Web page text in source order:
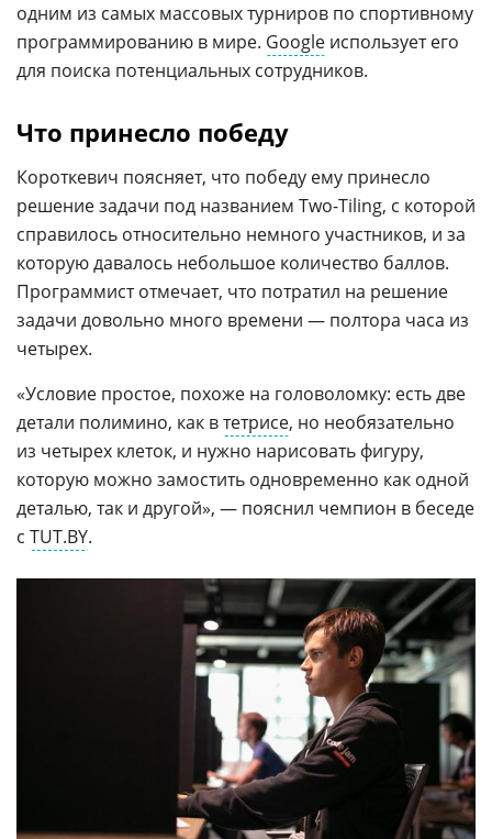
одним из самых массовых турниров по спортивному
программированию в мире. Google использует его
для поиска потенциальных сотрудников.
Что принесло победу
Короткевич поясняет, что победу ему принесло
решение задачи под названием Two-Tiling, с которой
справилось относительно немного участников, и за
которую давалось небольшое количество баллов.
Программист отмечает, что потратил на решение
задачи довольно много времени — полтора часа из
четырех.
«Условие простое, похоже на головоломку: есть две
детали полимино, как втетрисе, но необязательно
из четырех клеток, и нужно нарисовать фигуру,
которую можно замостить одновременно как одной
деталью, так и другой», — пояснил чемпион в беседе
с TUT.BY.